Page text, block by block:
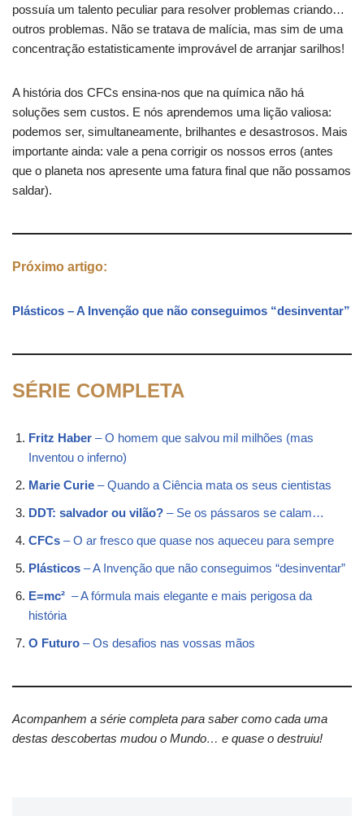
possuía um talento peculiar para resolver problemas criando…
outros problemas. Não se tratava de malícia, mas sim de uma
concentração estatisticamente improvável de arranjar sarilhos!
A história dos CFCs ensina-nos que na química não há
soluções sem custos. E nós aprendemos uma lição valiosa:
podemos ser, simultaneamente, brilhantes e desastrosos. Mais
importante ainda: vale a pena corrigir os nossos erros (antes
que o planeta nos apresente uma fatura final que não possamos
saldar).
Próximo artigo:
Plásticos – A Invenção que não conseguimos “desinventar”
SÉRIE COMPLETA
Fritz Haber – O homem que salvou mil milhões (mas
Inventou o inferno)
Marie Curie – Quando a Ciência mata os seus cientistas
DDT: salvador ou vilão? – Se os pássaros se calam…
CFCs – O ar fresco que quase nos aqueceu para sempre
Plásticos – A Invenção que não conseguimos “desinventar”
E=mc² – A fórmula mais elegante e mais perigosa da
história
O Futuro – Os desafios nas vossas mãos
Acompanhem a série completa para saber como cada uma
destas descobertas mudou o Mundo… e quase o destruiu!